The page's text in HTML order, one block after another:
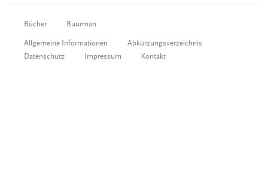
Bücher Buurman
Allgemeine Informationen
Abkürzungsverzeichnis
Datenschutz
Impressum Kontakt